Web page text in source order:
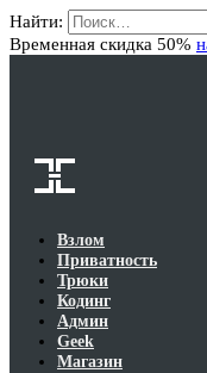
Найти:
Временная скидка 50%
Взлом
Приватность
Трюки
Кодинг
Админ
Geek
Магазин